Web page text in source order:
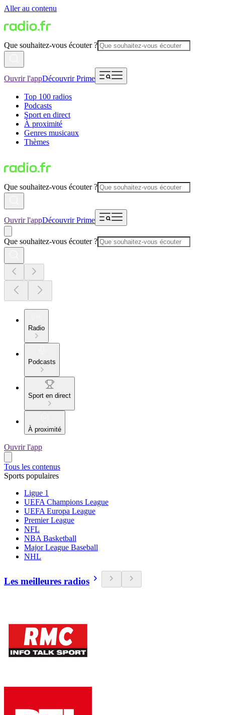
Aller au contenu
Que souhaitez-vous écouter ?
Ouvrir l'appDécouvrir Prime
Top 100 radios
Podcasts
Sport en direct
À proximité
Genres musicaux
Thèmes
Que souhaitez-vous écouter ?
Ouvrir l'appDécouvrir Prime
Que souhaitez-vous écouter ?
Radio
Podcasts
Sport en direct
À proximité
Ouvrir l'app
Tous les contenus
Sports populaires
Ligue 1
UEFA Champions League
UEFA Europa League
Premier League
NFL
NBA Basketball
Major League Baseball
NHL
Les meilleures radios